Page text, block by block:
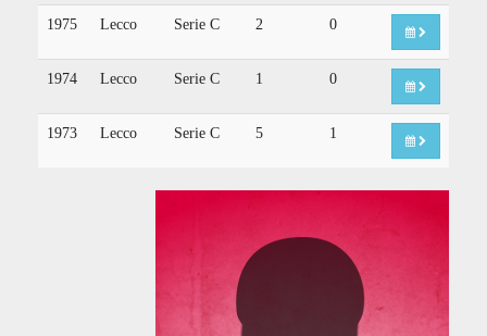
1975 Lecco Serie C 2 0
1974 Lecco Serie C 1 0
1973 Lecco Serie C 5 1